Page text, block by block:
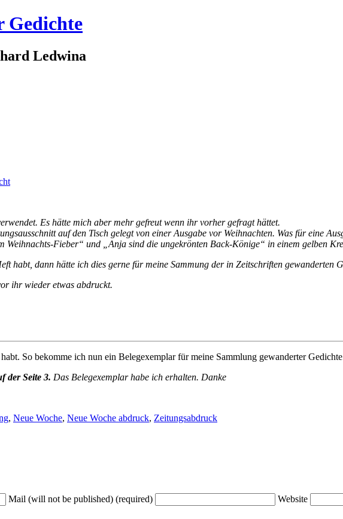
Gedichte
Ledwina
Es hätte mich aber mehr gefreut wenn ihr vorher gefragt hättet.
auf den Tisch gelegt von einer Ausgabe vor Weihnachten. Was für eine
Weihnachts-Fieber“ und „Anja sind die ungekrönten Back-Könige“ in einem gelben
habt, dann hätte ich dies gerne für meine Sammung der in Zeitschriften gewanderten
ihr wieder etwas abdruckt.
So bekomme ich nun ein Belegexemplar für meine Sammlung gewanderter
der Seite 3. Das Belegexemplar habe ich erhalten. Danke
, Neue Woche, Neue Woche abdruck, Zeitungsabdruck
Mail (will not be published) (required) Website